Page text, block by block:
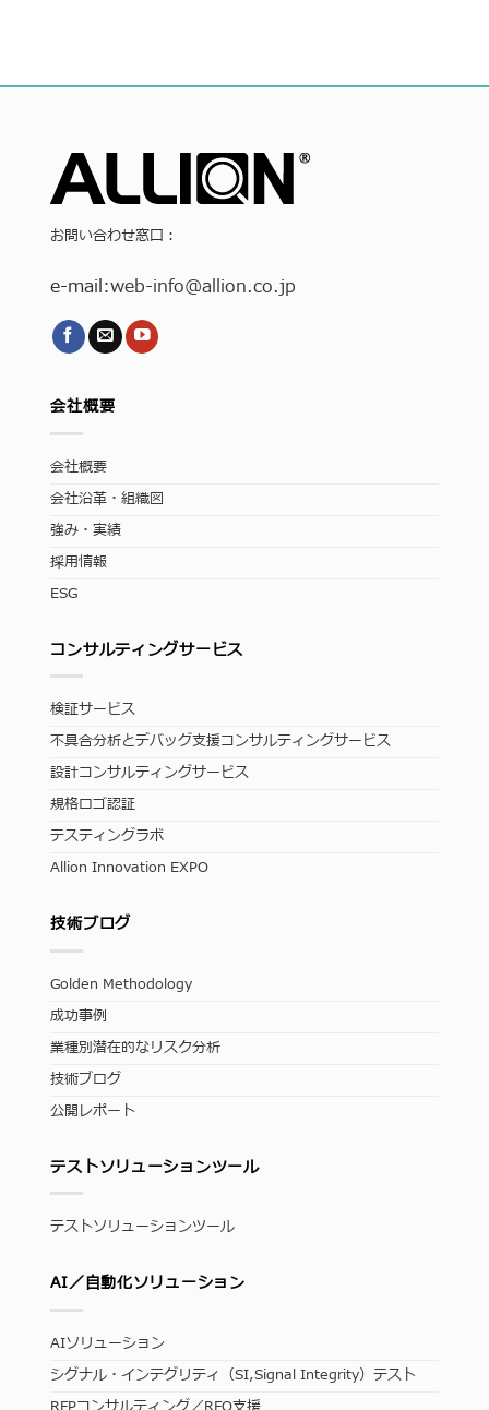
お問い合わせ窓口：
e-mail:web-info@allion.co.jp
会社概要
会社概要
会社沿革・組織図
強み・実績
採用情報
ESG
コンサルティングサービス
検証サービス
不具合分析とデバッグ支援コンサルティングサービス
設計コンサルティングサービス
規格ロゴ認証
テスティングラボ
Allion Innovation EXPO
技術ブログ
Golden Methodology
成功事例
業種別潜在的なリスク分析
技術ブログ
公開レポート
テストソリューションツール
テストソリューションツール
AI／自動化ソリューション
AIソリューション
シグナル・インテグリティ（SI,Signal Integrity）テスト